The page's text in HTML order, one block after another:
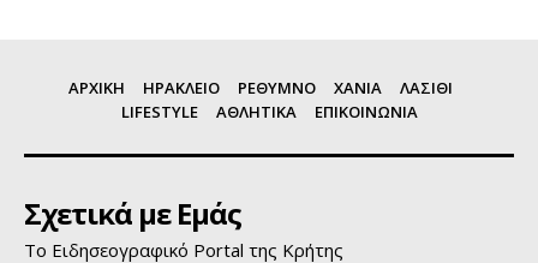
ΑΡΧΙΚΗ ΗΡΑΚΛΕΙΟ ΡΕΘΥΜΝΟ ΧΑΝΙΑ
ΛΑΣΙΘΙ
LIFESTYLE
ΑΘΛΗΤΙΚΑ ΕΠΙΚΟΙΝΩΝΙΑ
Σχετικά με Εμάς
Το Ειδησεογραφικό Portal της Κρήτης